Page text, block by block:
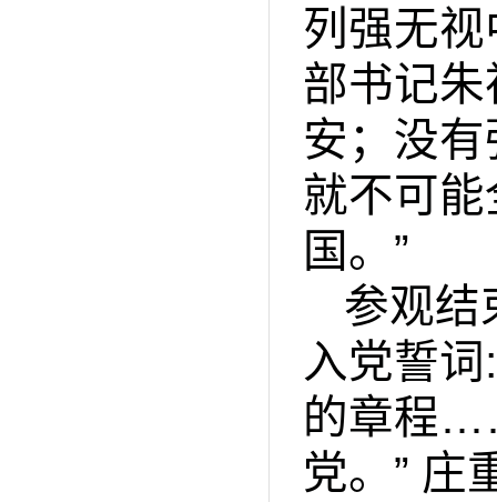
列强无
部书记
安；没
就不可
国。”
参观结
入党誓词:
的章程
党。” 庄